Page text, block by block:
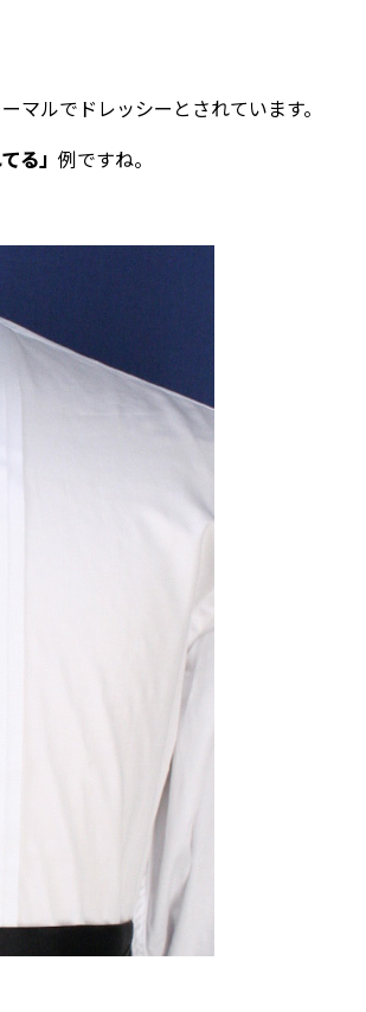
マルでドレッシーとされています。
る」 例ですね。